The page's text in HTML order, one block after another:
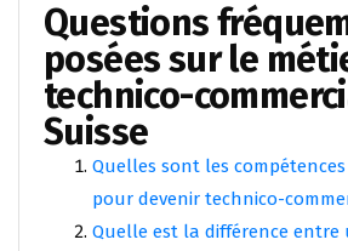
Questions
posées sur le
technico-
Suisse
Quelles sont les
pour devenir technico-
Quelle est la différence entre